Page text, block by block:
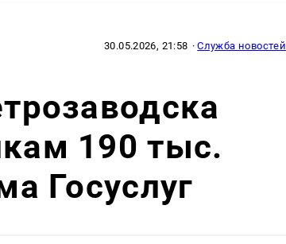
30.05.2026, 21:58 ·Служба новостей
190 тыс.
Госуслуг